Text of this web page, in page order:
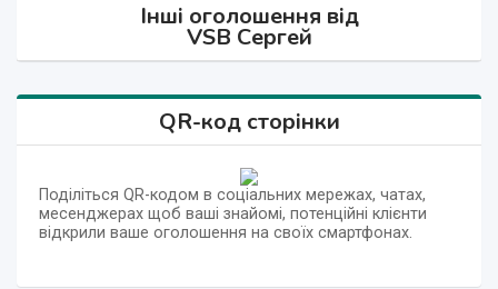
Інші оголошення від
VSB Сергей
QR-код сторінки
Поділіться QR-кодом в соціальних мережах, чатах,
месенджерах щоб ваші знайомі, потенційні клієнти
відкрили ваше оголошення на своїх смартфонах.